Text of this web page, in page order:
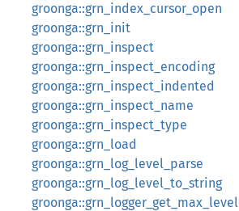
groonga::grn_index_cursor_open
groonga::grn_init
groonga::grn_inspect
groonga::grn_inspect_encoding
groonga::grn_inspect_indented
groonga::grn_inspect_name
groonga::grn_inspect_type
groonga::grn_load
groonga::grn_log_level_parse
groonga::grn_log_level_to_string
groonga::grn_logger_get_max_level